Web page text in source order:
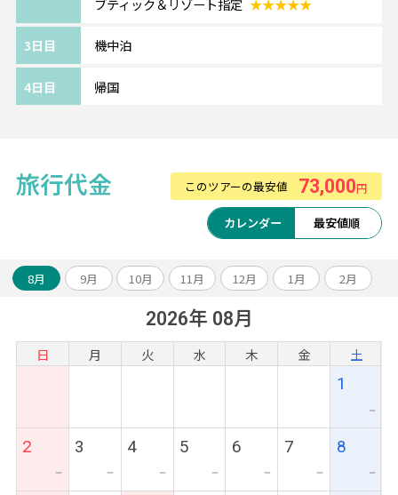
な好立地ホテルです。
お気軽にスタッフまでご相談ください！
ブティック＆リゾート指定 ★★★★★
3日目 機中泊
4日目 帰国
旅行代金 このツアーの最安値 73,000円
カレンダー 最安値順
8月 9月 10月 11月 12月 1月 2月
2026年 08月
日 月 火 水 木 金 土
1
ー
2
ー
3
ー
4
ー
5
ー
6
ー
7
ー
8
ー